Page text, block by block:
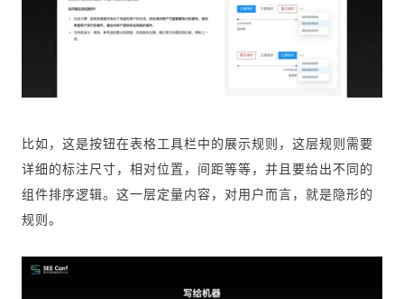
比如，这是按钮在表格工具栏中的展示规则，这层规则需要
详细的标注尺寸，相对位置，间距等等，并且要给出不同的
组件排序逻辑。这一层定量内容，对用户而言，就是隐形的
规则。